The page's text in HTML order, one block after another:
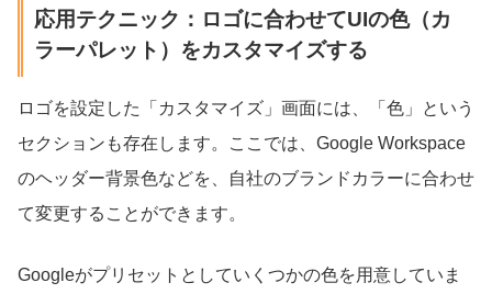
応用テクニック：ロゴに合わせてUIの色（カ
ラーパレット）をカスタマイズする
ロゴを設定した「カスタマイズ」画面には、「色」という
セクションも存在します。ここでは、Google Workspace
のヘッダー背景色などを、自社のブランドカラーに合わせ
て変更することができます。
Googleがプリセットとしていくつかの色を用意していま